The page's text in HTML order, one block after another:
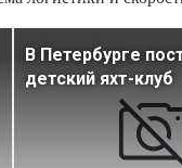
В Петербурге
детский яхт-клуб